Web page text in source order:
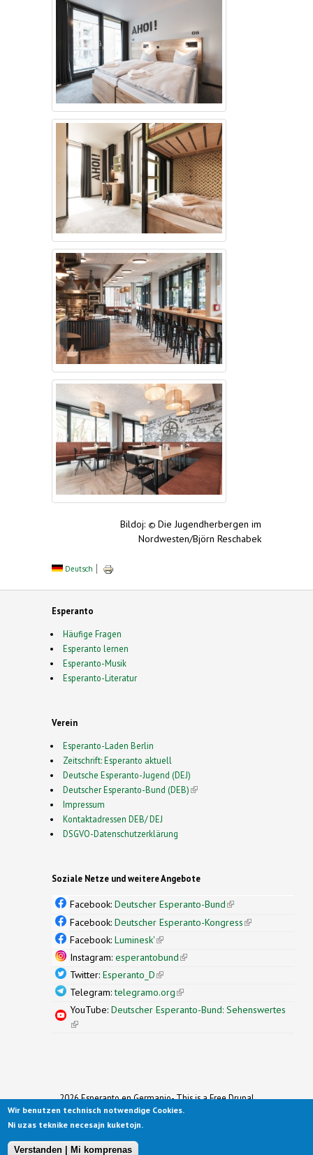
Bildoj: ©️ Die Jugendherbergen im
Nordwesten/Björn Reschabek
Deutsch
Esperanto
Häufige Fragen
Esperanto lernen
Esperanto-Musik
Esperanto-Literatur
Verein
Esperanto-Laden Berlin
Zeitschrift: Esperanto aktuell
Deutsche Esperanto-Jugend (DEJ)
Deutscher Esperanto-Bund (DEB)(link is external)
Impressum
Kontaktadressen DEB/ DEJ
DSGVO-Datenschutzerklärung
Soziale Netze und weitere Angebote
Facebook: Deutscher Esperanto-Bund(link is
external)
Facebook: Deutscher Esperanto-Kongress(link is
Facebook: Luminesk'(link is external)
Instagram: esperantobund(link is external)
Twitter: Esperanto_D(link is external)
Telegram:telegramo.org(link is external)
YouTube: Deutscher Esperanto-Bund: Sehenswertes
(link is external)
2026 Esperanto en Germanio- This is a Free Drupal
Theme
Ported to Drupal for the Open Source Community by
Original design by
Wir benutzen technisch notwendige Cookies.
Ni uzas teknike necesajn kuketojn.
Verstanden | Mi komprenas